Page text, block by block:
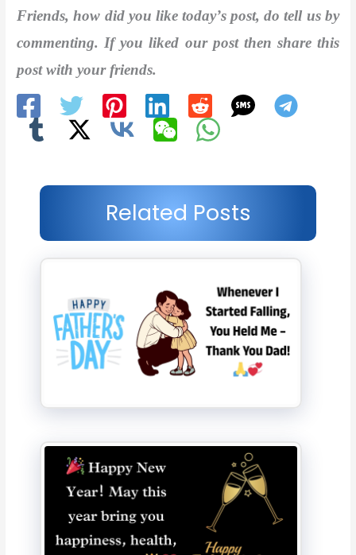
Friends, how did you like today’s post, do tell us by
commenting. If you liked our post then share this
post with your friends.
Related Posts